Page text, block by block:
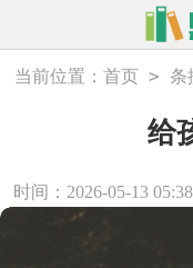
当前位置：首页 > 条
给
时间：2026-05-13